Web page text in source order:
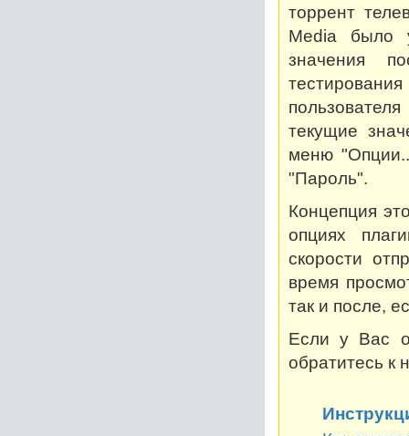
торрент
Media было
значения
текущие
меню
"Пароль".
Концепция
опциях
скорости
время
так и после,
Если у Вас
обратитесь к